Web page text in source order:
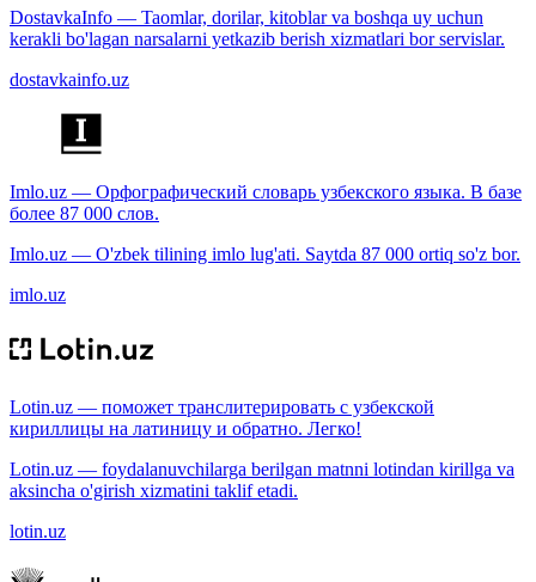
DostavkaInfo — Taomlar, dorilar, kitoblar va boshqa uy uchun
kerakli bo'lagan narsalarni yetkazib berish xizmatlari bor servislar.
dostavkainfo.uz
Imlo.uz — Орфографический словарь узбекского языка. В базе
более 87 000 слов.
Imlo.uz — O'zbek tilining imlo lug'ati. Saytda 87 000 ortiq so'z bor.
imlo.uz
Lotin.uz — поможет транслитерировать с узбекской
кириллицы на латиницу и обратно. Легко!
Lotin.uz — foydalanuvchilarga berilgan matnni lotindan kirillga va
aksincha o'girish xizmatini taklif etadi.
lotin.uz